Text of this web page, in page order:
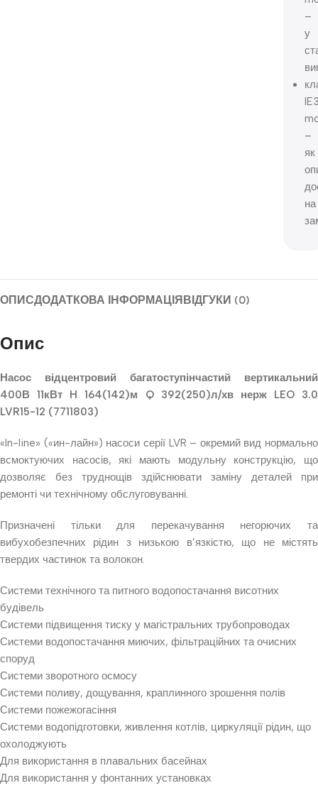
–
у
–
як
на
ОПИСДОДАТКОВА ІНФОРМАЦІЯВІДГУКИ (0)
Опис
Насос відцентровий багатоступінчастий вертикальний
400В 11кВт H 164(142)м Q 392(250)л/хв нерж LEO 3.0
LVR15-12 (7711803)
«In-line» («ин-лайн») насоси серії LVR – окремий вид нормально
всмоктуючих насосів, які мають модульну конструкцію, що
дозволяє без труднощів здійснювати заміну деталей при
ремонті чи технічному обслуговуванні.
Призначені тільки для перекачування негорючих та
вибухобезпечних рідин з низькою в’язкістю, що не містять
твердих частинок та волокон.
Системи технічного та питного водопостачання висотних
будівель
Системи підвищення тиску у магістральних трубопроводах
Системи водопостачання миючих, фільтраційних та очисних
споруд
Системи зворотного осмосу
Системи поливу, дощування, краплинного зрошення полів
Системи пожежогасіння
Системи водопідготовки, живлення котлів, циркуляції рідин, що
охолоджують
Для використання в плавальних басейнах
Для використання у фонтанних установках